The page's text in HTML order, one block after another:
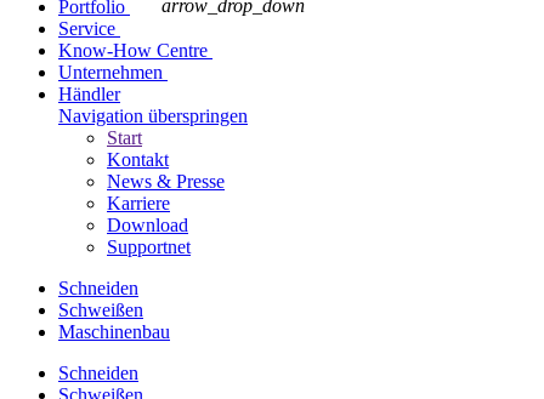
Portfolio
Service
Know-How Centre
Unternehmen
arrow_drop_down
Händler
Navigation überspringen
Start
Kontakt
News & Presse
Karriere
Download
Supportnet
Schneiden
Schweißen
Maschinenbau
Schneiden
Schweißen